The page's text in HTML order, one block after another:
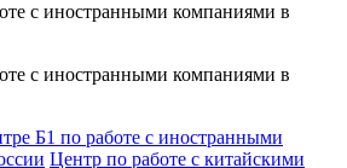
с иностранными компаниями в
с иностранными компаниями в
Б1 по работе с иностранными
Центр по работе с китайскими